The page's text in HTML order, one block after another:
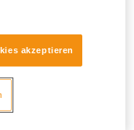
in einer Route zu
problemlos
kann. Achten
akzeptieren